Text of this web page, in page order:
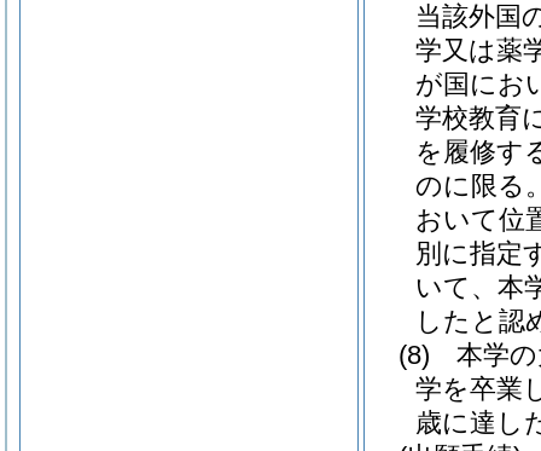
当該外国
学又は薬
が国にお
学校教育
を履修す
のに限る
おいて位
別に指定
いて、本
したと認
(8)
本学
学を卒業
歳に達し